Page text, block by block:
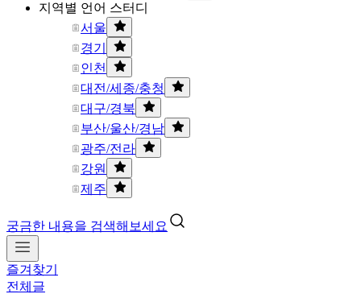
지역별 언어 스터디
서울
경기
인천
대전/세종/충청
대구/경북
부산/울산/경남
광주/전라
강원
제주
궁금한 내용을 검색해보세요
즐겨찾기
전체글